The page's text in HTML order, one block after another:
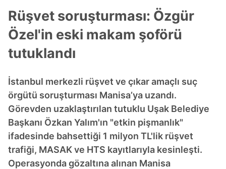
Rüşvet soruşturması: Özgür
Özel'in eski makam şoförü
tutuklandı
İstanbul merkezli rüşvet ve çıkar amaçlı suç
örgütü soruşturması Manisa’ya uzandı.
Görevden uzaklaştırılan tutuklu Uşak Belediye
Başkanı Özkan Yalım'ın "etkin pişmanlık"
ifadesinde bahsettiği 1 milyon TL'lik rüşvet
trafiği, MASAK ve HTS kayıtlarıyla kesinleşti.
Operasyonda gözaltına alınan Manisa